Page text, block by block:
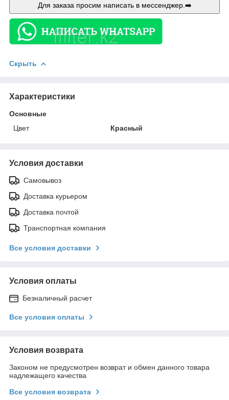
Для заказа просим написать в мессенджер.➡️
Скрыть
Характеристики
Основные
Цвет
Красный
Условия доставки
Самовывоз
Доставка курьером
Доставка почтой
Транспортная компания
Все условия доставки
Условия оплаты
Безналичный расчет
Все условия оплаты
Условия возврата
Законом не предусмотрен возврат и обмен данного товара
надлежащего качества
Все условия возврата